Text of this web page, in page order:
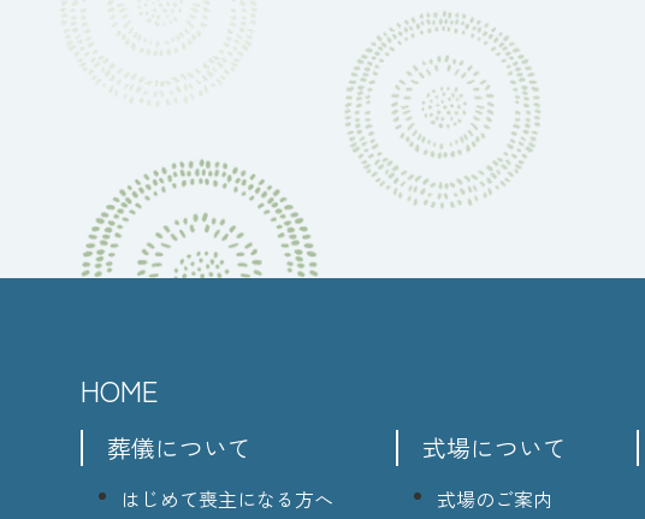
HOME
葬儀について
はじめて喪主になる方へ
式場について
式場のご案内